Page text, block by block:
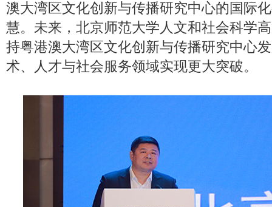
澳大湾区文化创新与传播研究中心的国际
慧。未来，北京师范大学人文和社会科学
持粤港澳大湾区文化创新与传播研究中心
术、人才与社会服务领域实现更大突破。